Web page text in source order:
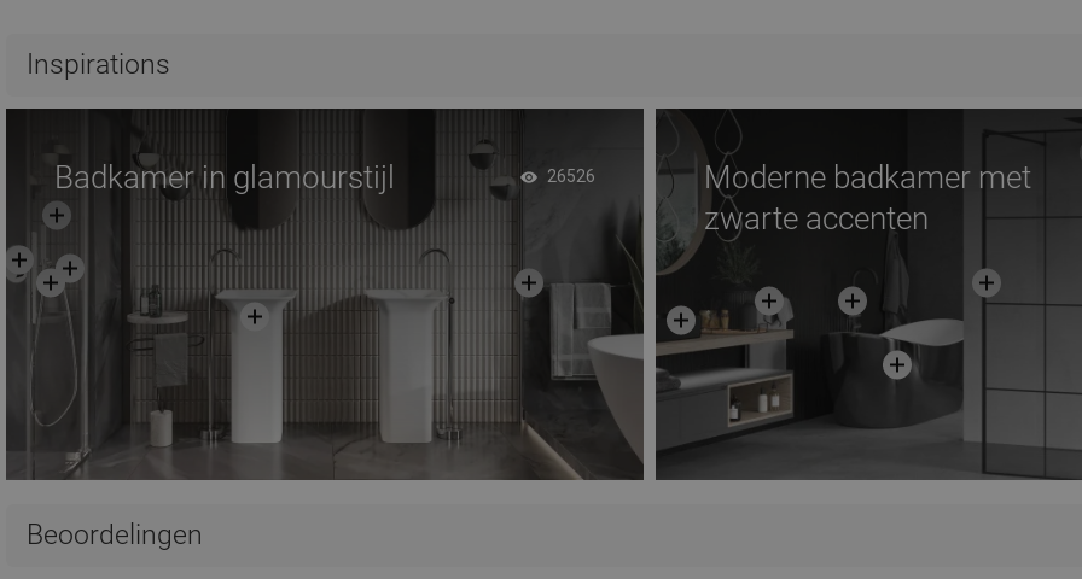
Vergelijk
Inspirations
Badkamer in glamourstijl 26526
Moderne badkamer met
zwarte accenten
Beoordelingen